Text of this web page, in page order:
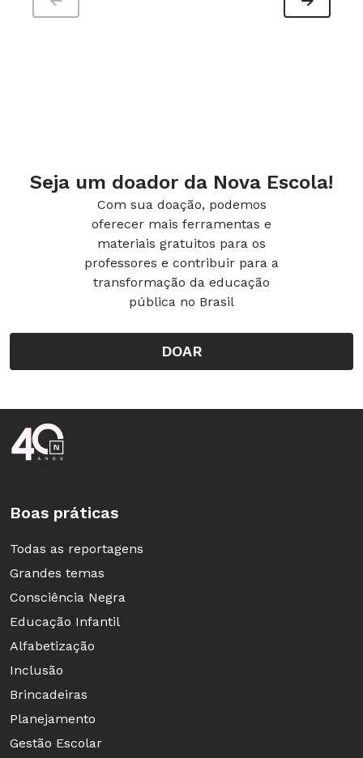
Seja um doador da Nova Escola!
Com sua doação, podemos
oferecer mais ferramentas e
materiais gratuitos para os
professores e contribuir para a
transformação da educação
pública no Brasil
DOAR
Rodapé da Nova Escola
Boas práticas
Todas as reportagens
Grandes temas
Consciência Negra
Educação Infantil
Alfabetização
Inclusão
Brincadeiras
Planejamento
Gestão Escolar